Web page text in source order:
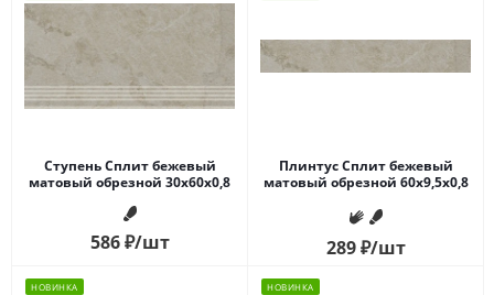
Ступень Сплит бежевый
матовый обрезной 30x60x0,8
586₽/шт
Плинтус Сплит бежевый
матовый обрезной 60x9,5x0,8
289₽/шт
НОВИНКА НОВИНКА